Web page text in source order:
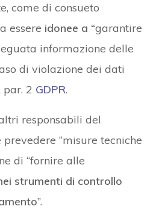
come di consueto
essere idonee a “garantire
informazione delle
di violazione dei dati
par. 2 GDPR.
responsabili del
“misure tecniche
di “fornire alle
strumenti di controllo
”.